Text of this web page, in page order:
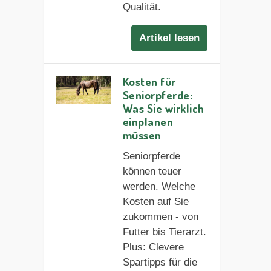
Qualität.
Artikel lesen
Kosten für
Seniorpferde:
Was Sie wirklich
einplanen
müssen
Seniorpferde
können teuer
werden. Welche
Kosten auf Sie
zukommen - von
Futter bis Tierarzt.
Plus: Clevere
Spartipps für die